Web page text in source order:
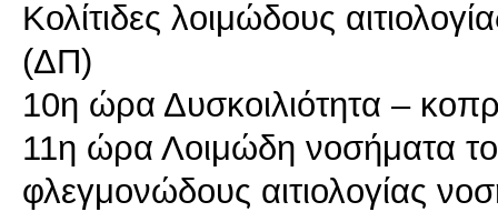
Κολίτιδες λοιμώδους
(ΔΠ)
10η ώρα Δυσκοιλιότητα –
11η ώρα Λοιμώδη νοσήματα
φλεγμονώδους αιτιολογίας